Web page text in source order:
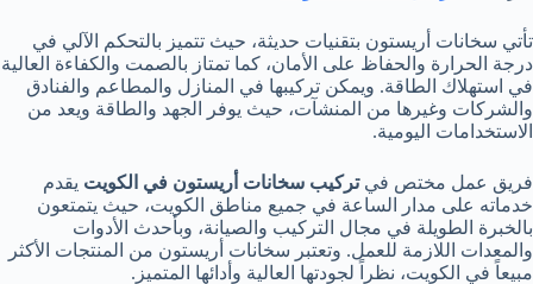
تأتي سخانات أريستون بتقنيات حديثة، حيث تتميز بالتحكم الآلي في
درجة الحرارة والحفاظ على الأمان، كما تمتاز بالصمت والكفاءة العالية
في استهلاك الطاقة. ويمكن تركيبها في المنازل والمطاعم والفنادق
والشركات وغيرها من المنشآت، حيث يوفر الجهد والطاقة ويعد من
الاستخدامات اليومية.
فريق عمل مختص فيتركيب سخانات أريستون في الكويت يقدم
خدماته على مدار الساعة في جميع مناطق الكويت، حيث يتمتعون
بالخبرة الطويلة في مجال التركيب والصيانة، وبأحدث الأدوات
والمعدات اللازمة للعمل. وتعتبر سخانات أريستون من المنتجات الأكثر
مبيعاً في الكويت، نظراً لجودتها العالية وأدائها المتميز.